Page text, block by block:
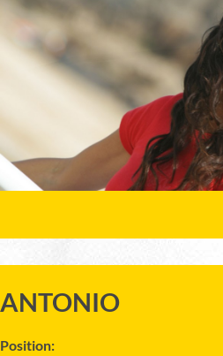
ANTONIO
Position: